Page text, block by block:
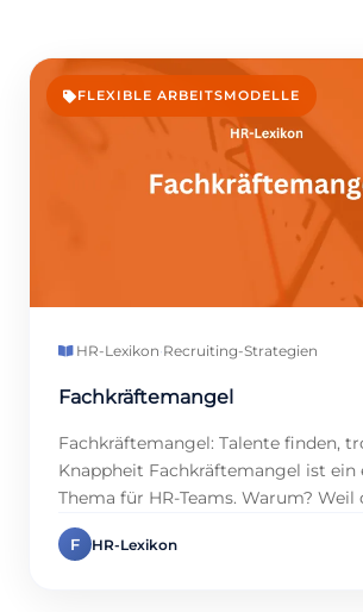
FLEXIBLE ARBEITSMODELLE
HR-Lexikon·Recruiting-Strategien
Fachkräftemangel
Fachkräftemangel: Talente finden,
Knappheit Fachkräftemangel ist ein
Thema für HR-Teams. Warum?
Talente schwer zu finden sind, und
Firmen aus. Studien zeigen, dass 75
F HR-Lexikon